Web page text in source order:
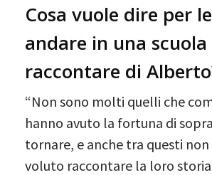
Cosa vuole dire per
andare in una scuola
raccontare di
“Non sono molti quelli che
hanno avuto la fortuna di
tornare, e anche tra questi
voluto raccontare la loro